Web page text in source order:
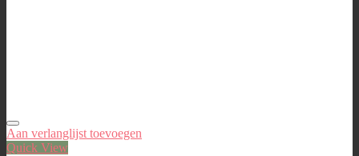
Aan verlanglijst toevoegen
Quick View